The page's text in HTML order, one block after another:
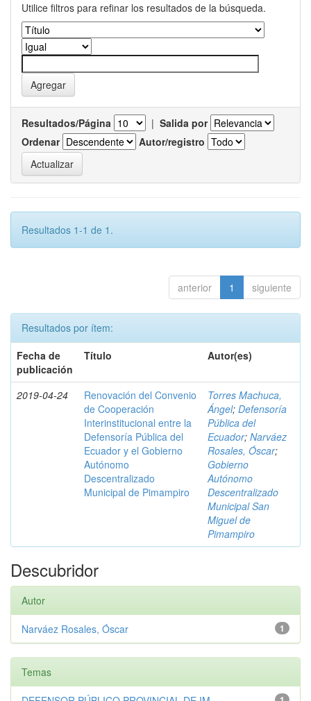
Utilice filtros para refinar los resultados de la búsqueda.
Resultados/Página | Salida por
Ordenar
Autor/registro
Resultados 1-1 de 1.
anterior 1 siguiente
Resultados por ítem:
Fecha de
publicación
Título Autor(es)
2019-04-24
Renovación del Convenio
de Cooperación
Interinstitucional entre la
Defensoría Pública del
Ecuador y el Gobierno
Autónomo
Descentralizado
Municipal de Pimampiro
Torres Machuca,
Ángel; Defensoría
Pública del
Ecuador; Narváez
Rosales, Óscar;
Gobierno
Autónomo
Descentralizado
Municipal San
Miguel de
Pimampiro
Descubridor
Autor
1
Narváez Rosales, Óscar
Temas